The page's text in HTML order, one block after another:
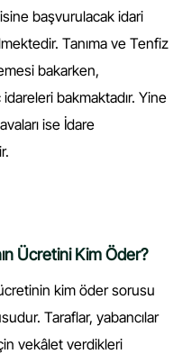
başvurulacak idari
Tanıma ve Tenfiz
bakarken,
bakmaktadır. Yine
ise İdare
Ücretini Kim Öder?
kim öder sorusu
Taraflar, yabancılar
vekâlet verdikleri